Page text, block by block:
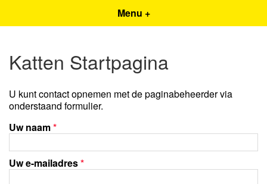
Menu +
Katten Startpagina
U kunt contact opnemen met de paginabeheerder via
onderstaand formulier.
Uw naam*
Uw e-mailadres*